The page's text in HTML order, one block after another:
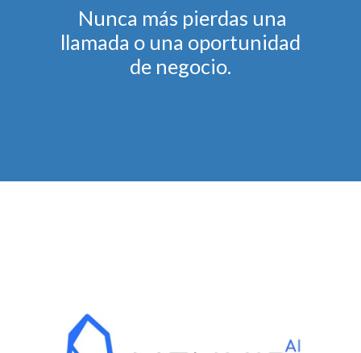
Nunca más pierdas una
llamada o una oportunidad
de negocio.